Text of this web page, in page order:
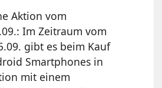
Aktion vom
Im Zeitraum vom
gibt es beim Kauf
Smartphones in
mit einem